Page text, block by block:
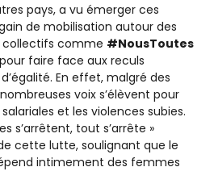
pays, a vu émerger ces
de mobilisation autour des
collectifs comme #NousToutes
faire face aux reculs
En effet, malgré des
voix s’élèvent pour
et les violences subies.
s’arrêtent, tout s’arrête »
cette lutte, soulignant que le
intimement des femmes